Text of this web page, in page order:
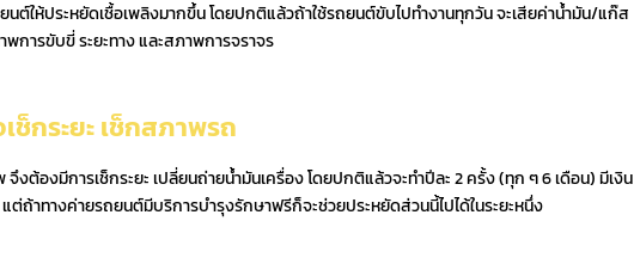
ให้ประหยัดเชื้อเพลิงมากขึ้น โดยปกติแล้วถ้าใช้รถยนต์ขับไปทำงานทุกวัน จะเสียค่าน้ำมัน/แก๊ส
ารขับขี่ ระยะทาง และสภาพการจราจร
ช็กระยะ เช็กสภาพรถ
งต้องมีการเช็กระยะ เปลี่ยนถ่ายน้ำมันเครื่อง โดยปกติแล้วจะทำปีละ 2 ครั้ง (ทุก ๆ 6 เดือน) มีเงิน
ถ้าทางค่ายรถยนต์มีบริการบำรุงรักษาฟรีก็จะช่วยประหยัดส่วนนี้ไปได้ในระยะหนึ่ง